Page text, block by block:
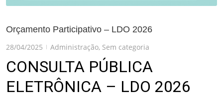
Orçamento Participativo – LDO 2026
28/04/2025 | Administração, Sem categoria